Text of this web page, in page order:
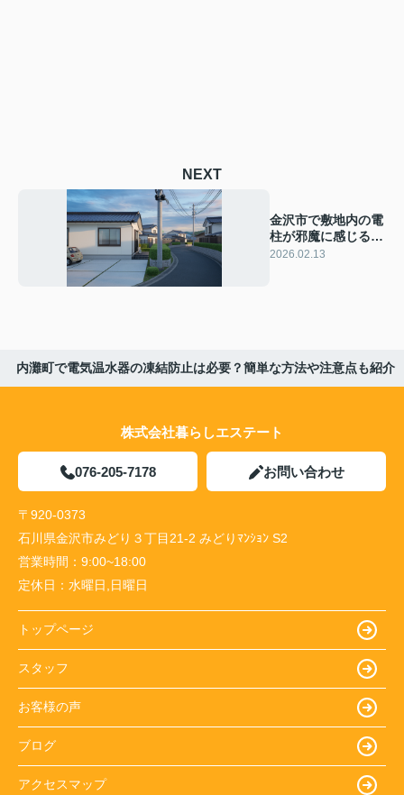
NEXT
金沢市で敷地内の電
柱が邪魔に感じる方
へ対策はあるのか知
2026.02.13
内灘町で電気温水器の凍結防止は必要？簡単な方法や注意点も紹介
株式会社暮らしエステート
076-205-7178 お問い合わせ
〒920-0373
石川県金沢市みどり３丁目21-2 みどりﾏﾝｼｮﾝ S2
営業時間： 9:00~18:00
定休日： 水曜日,日曜日
トップページ
スタッフ
お客様の声
ブログ
アクセスマップ